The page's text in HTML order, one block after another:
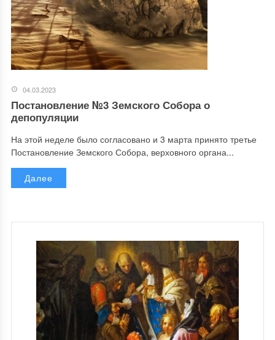
04.03.2023
Постановление №3 Земского Собора о
депопуляции
На этой неделе было согласовано и 3 марта принято третье
Постановление Земского Собора, верховного органа...
Далее